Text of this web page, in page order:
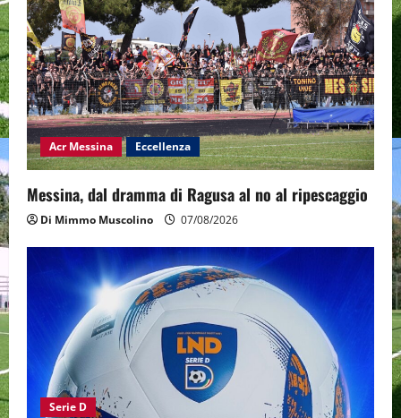
Acr Messina Eccellenza
Messina, dal dramma di Ragusa al no al ripescaggio
Di Mimmo Muscolino 07/08/2026
Serie D